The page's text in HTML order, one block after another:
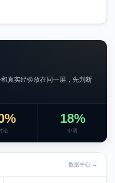
真实经验放在同一屏，先判断
论
18%
申请
数据中心 →